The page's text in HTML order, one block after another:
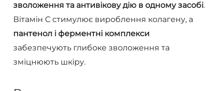
зволоження та антивікову дію в одному засобі.
Вітамін С стимулює вироблення колагену, а
пантенол і ферментні комплекси
забезпечують глибоке зволоження та
зміцнюють шкіру.